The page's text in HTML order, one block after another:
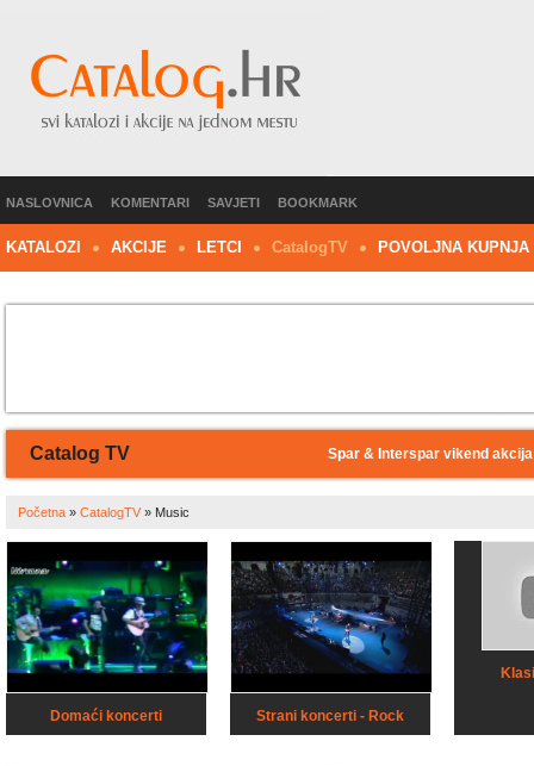
NASLOVNICA KOMENTARI SAVJETI BOOKMARK
KATALOZI AKCIJE LETCI CatalogTV POVOLJNA KUPNJA
Catalog TV Spar & Interspar vikend akcija
Početna » CatalogTV » Music
Domaći koncerti Strani koncerti - Rock